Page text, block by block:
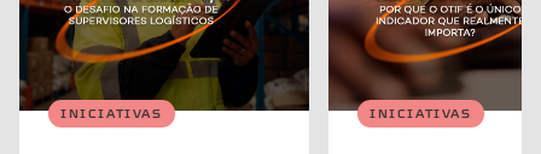
INICIATIVAS INICIATIVAS